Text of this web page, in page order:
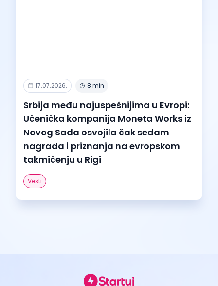
17.07.2026. 8 min
Srbija među najuspešnijima u Evropi:
Učenička kompanija Moneta Works iz
Novog Sada osvojila čak sedam
nagrada i priznanja na evropskom
takmičenju u Rigi
Vesti